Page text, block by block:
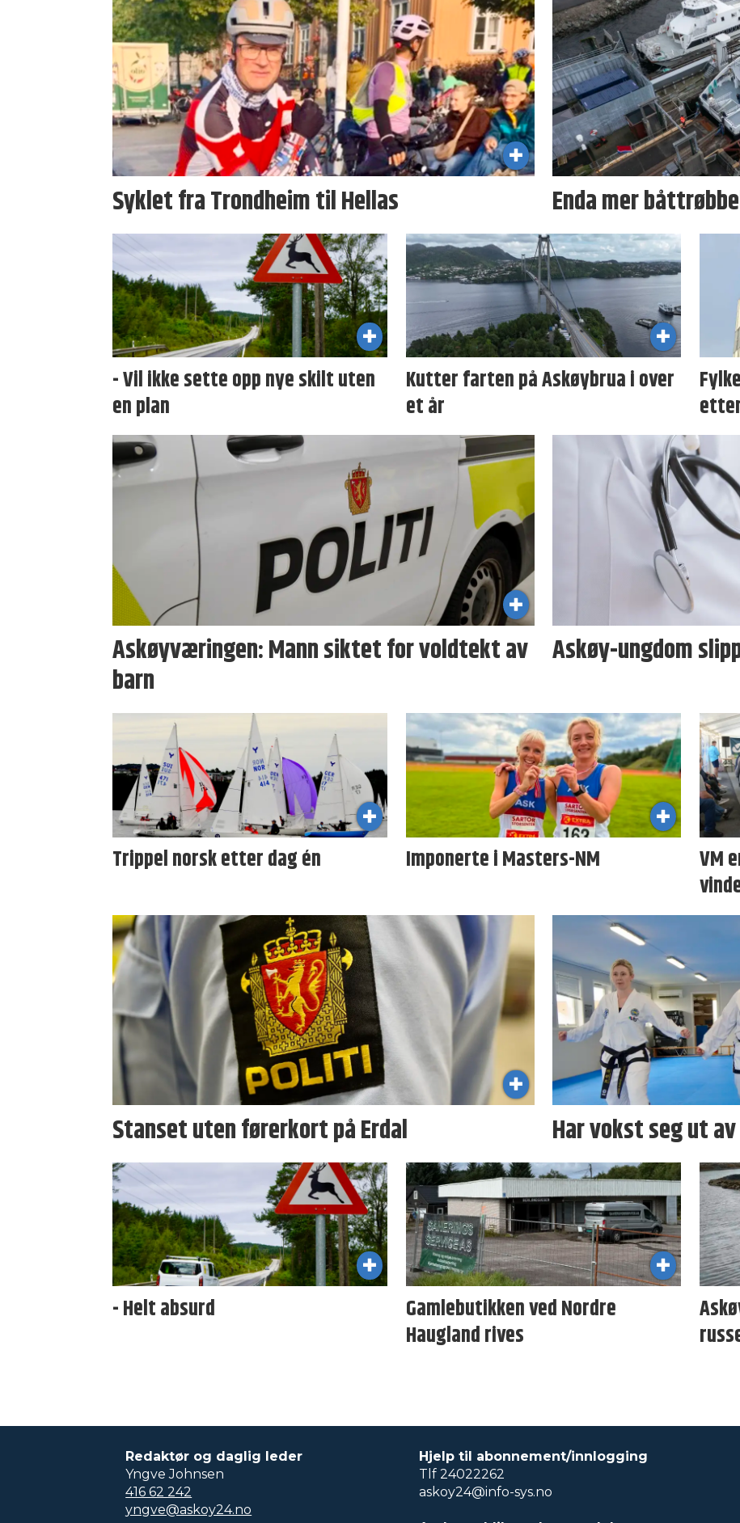
Syklet fra Trondheim til Hellas Enda mer
- Vil ikke sette opp nye skilt uten
en plan
Kutter farten på Askøybrua i over
et år
Askøyværingen: Mann siktet for voldtekt av
barn
Askøy-ungdom
Trippel norsk etter dag én Imponerte i Masters-NM
VM
Stanset uten førerkort på Erdal Har vokst seg ut
- Helt absurd
Gamlebutikken ved Nordre
Haugland rives
Redaktør og daglig leder
Yngve Johnsen
416 62 242
yngve@askoy24.no
Hjelp til abonnement/innlogging
Tlf 24022262
askoy24@info-sys.no